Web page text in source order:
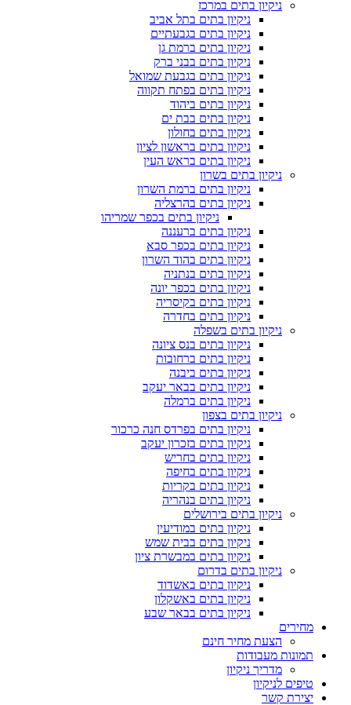
ניקיון בתים במרכז
ניקיון בתים בתל אביב
ניקיון בתים בגבעתיים
ניקיון בתים ברמת גן
ניקיון בתים בבני ברק
ניקיון בתים בגבעת שמואל
ניקיון בתים בפתח תקווה
ניקיון בתים ביהוד
ניקיון בתים בבת ים
ניקיון בתים בחולון
ניקיון בתים בראשון לציון
ניקיון בתים בראש העין
ניקיון בתים בשרון
ניקיון בתים ברמת השרון
ניקיון בתים בהרצליה
ניקיון בתים בכפר שמריהו
ניקיון בתים ברעננה
ניקיון בתים בכפר סבא
ניקיון בתים בהוד השרון
ניקיון בתים בנתניה
ניקיון בתים בכפר יונה
ניקיון בתים בקיסריה
ניקיון בתים בחדרה
ניקיון בתים בשפלה
ניקיון בתים בנס ציונה
ניקיון בתים ברחובות
ניקיון בתים ביבנה
ניקיון בתים בבאר יעקב
ניקיון בתים ברמלה
ניקיון בתים בצפון
ניקיון בתים בפרדס חנה כרכור
ניקיון בתים בזכרון יעקב
ניקיון בתים בחריש
ניקיון בתים בחיפה
ניקיון בתים בקריות
ניקיון בתים בנהריה
ניקיון בתים בירושלים
ניקיון בתים במודיעין
ניקיון בתים בבית שמש
ניקיון בתים במבשרת ציון
ניקיון בתים בדרום
ניקיון בתים באשדוד
ניקיון בתים באשקלון
ניקיון בתים בבאר שבע
מחירים
הצעת מחיר חינם
תמונות מעבודות
מדריך ניקיון
טיפים לניקיון
יצירת קשר